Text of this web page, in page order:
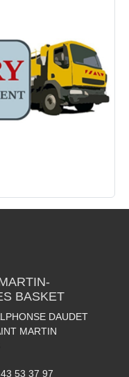
BASKET
DAUDET
MARTIN
53 37 97